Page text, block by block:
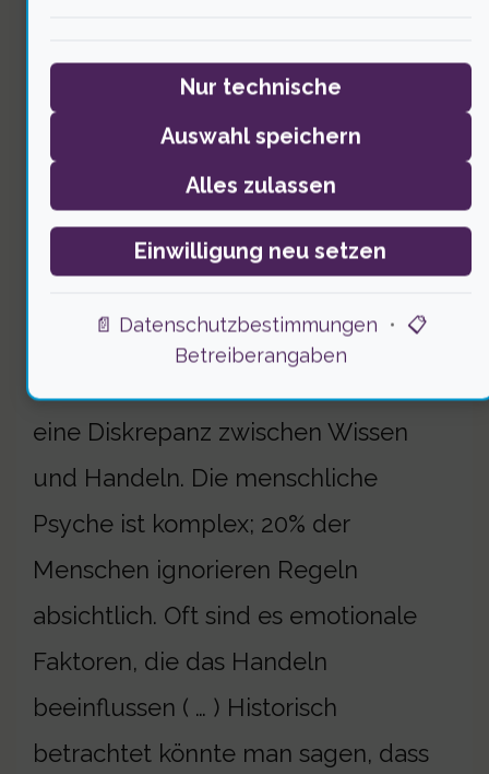
Psychologische Faktoren spielen eine
entscheidende Rolle im
empfinden Scham, wenn sie Müll
eine Diskrepanz zwischen Wissen
und Handeln. Die menschliche
Psyche ist komplex; 20% der
Menschen ignorieren Regeln
absichtlich. Oft sind es emotionale
Faktoren, die das Handeln
beeinflussen ( … ) Historisch
betrachtet könnte man sagen, dass
Nur technische
Auswahl speichern
Alles zulassen
Einwilligung neu setzen
📄 Datenschutzbestimmungen • 📋
Betreiberangaben